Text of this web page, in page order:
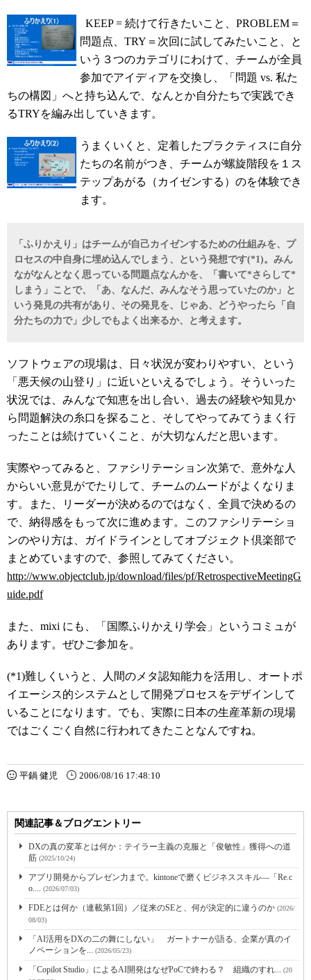
KEEP = 続けて行きたいこと、PROBLEM＝
問題点、TRY＝次回に試してみたいこと、と
いう３つのカテゴリにわけて、チームが全員
参加でアイディアを交換し、「問題 vs. 私た
ちの構図」へと持ち込んで、なんとか自分たちで実践でき
るTRYを編み出していきます。
うまくいくと、定着したプラクティスに自分
たちの名前がつき、チームが螺旋階段を１ス
テップあがる（カイゼンする）のを体験でき
ます。
「ふりかえり」はチームが自己カイゼンするための仕組みを、プ
ロセスの中自身に埋め込んでしまう、という発想です(*1)。みん
ながなんとなく思っている問題点なんかを、「書いて*さらして*
しまう」ことで、「あ、なんだ、みんなそう思っていたのか」と
いう発見の共有があり、その発見を、じゃあ、どうやったら「自
分たちの力で」少しでもよく出来るか、と考えます。
ソフトウェアの現場は、日々状況が変わりやすい、という
「悪天候の山登り」に近いといえるでしょう。そういった
状況では、みんなで知恵を出し合い、過去の経験や知見か
ら問題解決の糸口を探ること、そしてやってみてうまく行
ったことは続けていくこと、が大切なんだと思います。
実際やってみると、ファシリテーション次第で、意外な人
からいい意見がでたりして、チームのムードがよくなりま
す。また、リーダーが決めるのではなく、全員で決めるの
で、納得感をもって次に進めます。このファシリテーショ
ンのやり方は、ガイドラインとしてオブジェクト倶楽部で
まとめていますので、参照してみてください。
http://www.objectclub.jp/download/files/pf/RetrospectiveMeetingG
uide.pdf
また、mixi にも、「国際ふりかえり学会」というコミュが
あります。ぜひご参加を。
(*1)難しくいうと、人間のメタ認知能力を活用し、オートポ
イエーシス的システムとして開発プロセスをデザインして
いることになります。でも、実際に日本の生産革新の現場
ではごくごく自然に行われてきたことなんですね。
平鍋 健児 2006/08/16 17:48:10
関連記事＆ブログエントリー
DXの真の変革とは何か：テイラー主義の克服と「俊敏性」獲得への道
筋 (2025/10/24)
アプリ開発からプレゼン力まで。kintoneで磨くビジネススキル―「Re.c
o.... (2026/07/03)
FDEとは何か（連載第1回）／従来のSEと、何が決定的に違うのか (2026/
08/03)
「AI活用をDXの二の舞にしない」 ガートナーが語る、企業が真のイ
ノベーションを... (2026/05/23)
「Copilot Studio」によるAI開発はなぜPoCで終わる？ 組織のすれ... (20